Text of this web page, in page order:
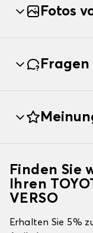
Fotos
Fragen
Finden Sie
Ihren
VERSO
Erhalten Sie 5%